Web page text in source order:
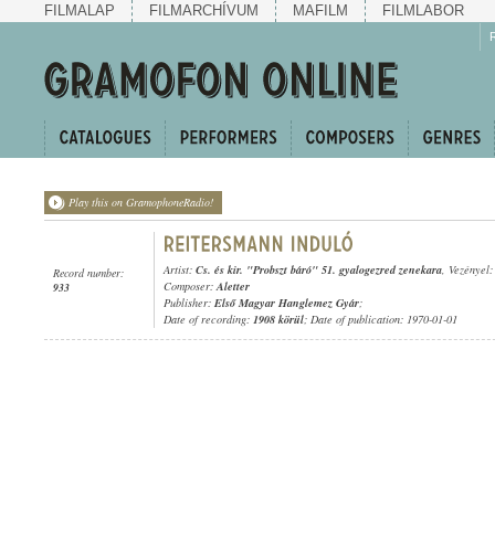
FILMALAP FILMARCHÍVUM MAFILM FILMLABOR
Play this on GramophoneRadio!
Record number:
933
Artist: Cs. és kir. "Probszt báró" 51. gyalogezred zenekara, Vezényel:
Composer:Aletter
Publisher: Első Magyar Hanglemez Gyár;
Date of recording: 1908 körül; Date of publication: 1970-01-01